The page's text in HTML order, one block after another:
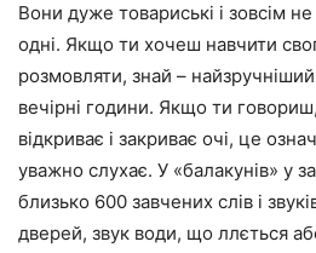
Вони дуже товариські і зовсім
одні. Якщо ти хочеш навчити
розмовляти, знай – найзручніший
вечірні години. Якщо ти
відкриває і закриває очі, це
уважно слухає. У «балакунів» у
близько 600 завчених слів і
дверей, звук води, що ллється